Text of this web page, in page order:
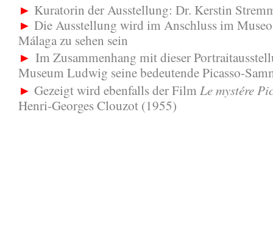
► Kuratorin der Ausstellung: Dr. Kerstin
► Die Ausstellung wird im Anschluss im Museo
Málaga zu sehen sein
► Im Zusammenhang mit dieser
Museum Ludwig seine bedeutende Picasso-
► Gezeigt wird ebenfalls der Film Le mystére
Henri-Georges Clouzot (1955)